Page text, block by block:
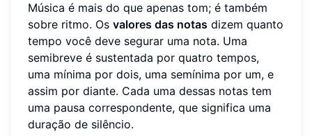
Música é mais do que apenas tom; é também
sobre ritmo. Os valores das notas dizem quanto
tempo você deve segurar uma nota. Uma
semibreve é sustentada por quatro tempos,
uma mínima por dois, uma semínima por um, e
assim por diante. Cada uma dessas notas tem
uma pausa correspondente, que significa uma
duração de silêncio.